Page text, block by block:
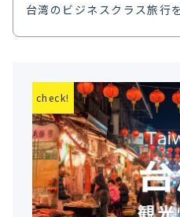
台湾のビジネスクラス旅行